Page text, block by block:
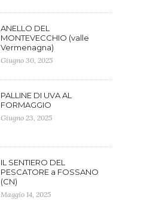
ANELLO DEL
MONTEVECCHIO (valle
Vermenagna)
Giugno 30, 2025
PALLINE DI UVA AL
FORMAGGIO
Giugno 23, 2025
IL SENTIERO DEL
PESCATORE a FOSSANO
(CN)
Maggio 14, 2025